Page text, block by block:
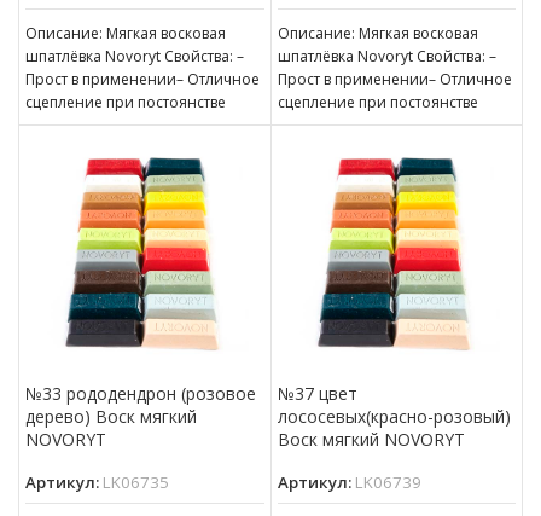
Описание: Мягкая восковая
шпатлёвка Novoryt Свойства: –
Прост в применении– Отличное
сцепление при постоянстве
консистенции– Готов к
Описание: Мягкая восковая
шпатлёвка Novoryt Свойства: –
Прост в применении– Отличное
сцепление при постоянстве
консистенции– Готов к
№33 рододендрон (розовое
дерево) Воск мягкий
NOVORYT
Артикул: LK06735
№37 цвет
лососевых(красно-розовый)
Воск мягкий NOVORYT
Артикул: LK06739